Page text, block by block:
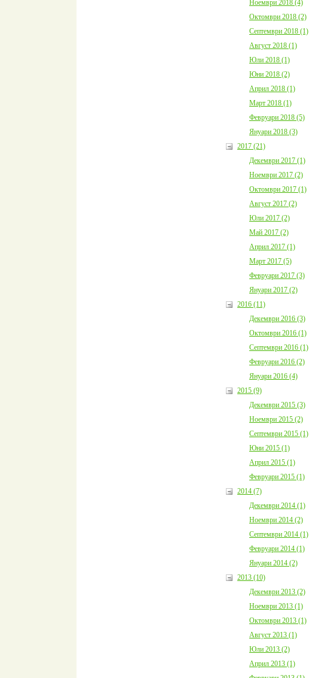
Ноември 2018 (4)
Октомври 2018 (2)
Септември 2018 (1)
Август 2018 (1)
Юли 2018 (1)
Юни 2018 (2)
Април 2018 (1)
Март 2018 (1)
Февруари 2018 (5)
Януари 2018 (3)
2017 (21)
Декември 2017 (1)
Ноември 2017 (2)
Октомври 2017 (1)
Август 2017 (2)
Юли 2017 (2)
Май 2017 (2)
Април 2017 (1)
Март 2017 (5)
Февруари 2017 (3)
Януари 2017 (2)
2016 (11)
Декември 2016 (3)
Октомври 2016 (1)
Септември 2016 (1)
Февруари 2016 (2)
Януари 2016 (4)
2015 (9)
Декември 2015 (3)
Ноември 2015 (2)
Септември 2015 (1)
Юни 2015 (1)
Април 2015 (1)
Февруари 2015 (1)
2014 (7)
Декември 2014 (1)
Ноември 2014 (2)
Септември 2014 (1)
Февруари 2014 (1)
Януари 2014 (2)
2013 (10)
Декември 2013 (2)
Ноември 2013 (1)
Октомври 2013 (1)
Август 2013 (1)
Юли 2013 (2)
Април 2013 (1)